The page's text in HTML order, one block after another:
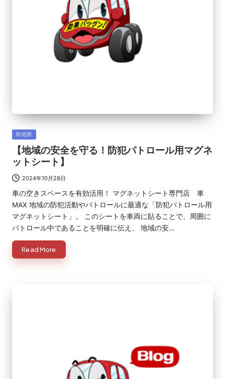
Posted
防犯用
【地域の安全を守る！防犯パトロール用マグネ
ットシート】
2024年10月28日
車の空きスペースを有効活用！ マグネットシート専門店 車
MAX 地域の防犯活動やパトロールに最適な「防犯パトロール用
マグネットシート」。 このシートを車両に貼ることで、周囲に
パトロール中であることを明確に伝え、 地域の安…
Read More